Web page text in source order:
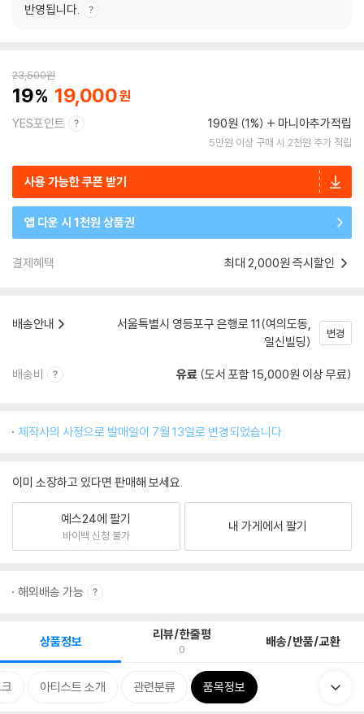
반영됩니다.
23,500원
19 19,000
YES포인트 190원 (1%) 마니아추가적립
5만원 이상 구매 시 2천원 추가 적립
사용 가능한 쿠폰 받기
앱 다운 시 1천원 상품권
결제혜택 최대 2,000원 즉시할인
배송안내
서울특별시 영등포구 은행로 11(여의도동,
일신빌딩)
변경
배송비 유료 (도서 포함 15,000원 이상 무료)
제작사의 사정으로 발매일이 7월 13일로 변경되었습니다.
이미 소장하고 있다면 판매해 보세요.
예스24에 팔기
바이백 신청 불가
내 가게에서 팔기
해외배송 가능
상품정보 리뷰/한줄평
0 배송/반품/교환
아티스트 소개 관련분류 품목정보